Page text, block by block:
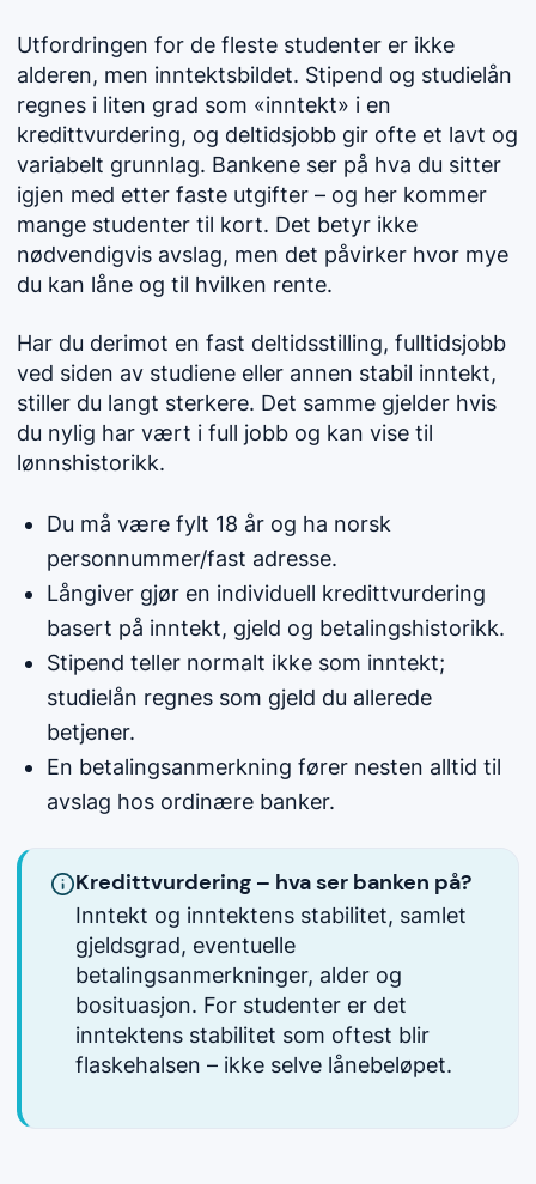
Utfordringen for de fleste studenter er ikke
alderen, men inntektsbildet. Stipend og studielån
regnes i liten grad som «inntekt» i en
kredittvurdering, og deltidsjobb gir ofte et lavt og
variabelt grunnlag. Bankene ser på hva du sitter
igjen med etter faste utgifter – og her kommer
mange studenter til kort. Det betyr ikke
nødvendigvis avslag, men det påvirker hvor mye
du kan låne og til hvilken rente.
Har du derimot en fast deltidsstilling, fulltidsjobb
ved siden av studiene eller annen stabil inntekt,
stiller du langt sterkere. Det samme gjelder hvis
du nylig har vært i full jobb og kan vise til
lønnshistorikk.
Du må være fylt 18 år og ha norsk
personnummer/fast adresse.
Långiver gjør en individuell kredittvurdering
basert på inntekt, gjeld og betalingshistorikk.
Stipend teller normalt ikke som inntekt;
studielån regnes som gjeld du allerede
betjener.
En betalingsanmerkning fører nesten alltid til
avslag hos ordinære banker.
Kredittvurdering – hva ser banken på?
Inntekt og inntektens stabilitet, samlet
gjeldsgrad, eventuelle
betalingsanmerkninger, alder og
bosituasjon. For studenter er det
inntektens stabilitet som oftest blir
flaskehalsen – ikke selve lånebeløpet.